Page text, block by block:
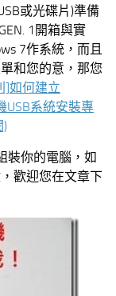
或光碟片)準備
1開箱與實
7作系統，而且
和您的意，那您
]如何建立
USB系統安裝專
)
裝你的電腦，如
歡迎您在文章下